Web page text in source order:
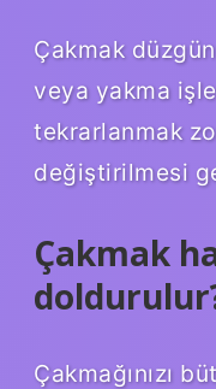
Çakmak
veya yakma
tekrarlanmak
değiştirilmesi
Çakmak
Çakmağınızı